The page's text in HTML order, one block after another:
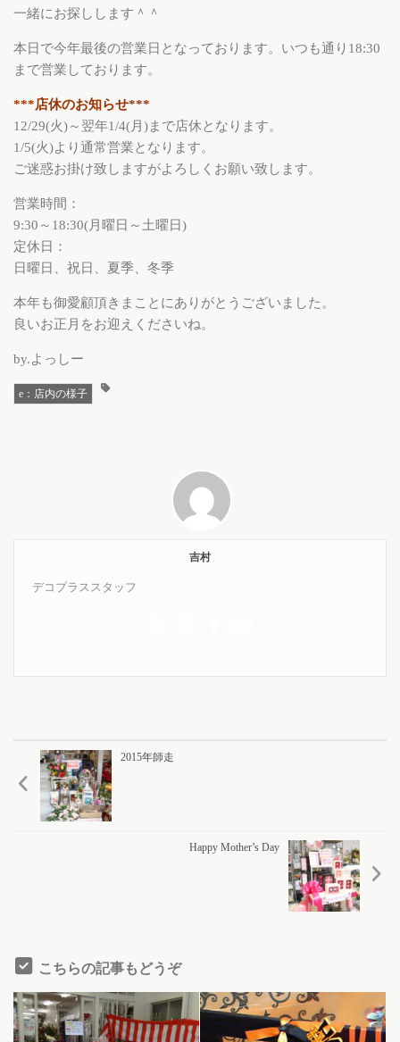
一緒にお探しします＾＾
本日で今年最後の営業日となっております。いつも通り18:30
まで営業しております。
***店休のお知らせ***
12/29(火)～翌年1/4(月)まで店休となります。
1/5(火)より通常営業となります。
ご迷惑お掛け致しますがよろしくお願い致します。
営業時間：
9:30～18:30(月曜日～土曜日)
定休日：
日曜日、祝日、夏季、冬季
本年も御愛顧頂きまことにありがとうございました。
良いお正月をお迎えくださいね。
by.よっしー
e：店内の様子
吉村
デコプラススタッフ
2015年師走
Happy Mother’s Day
こちらの記事もどうぞ